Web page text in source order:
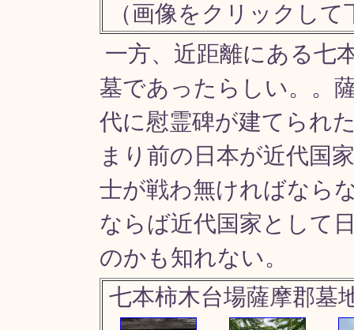
（画像をクリックして
一方、近距離にある七
墓であったらしい。。
代に慰霊碑が建てられ
まり前の日本が近代国
士が戦わ無ければなら
ならば近代国家として
のかも知れない。
七本柿木台場薩摩郡墓